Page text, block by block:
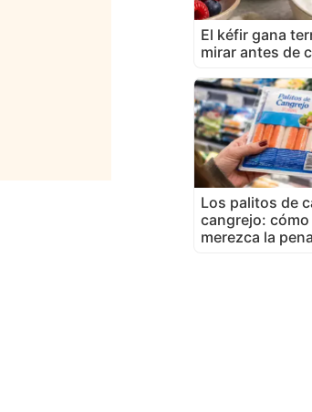
El kéfir gana
mirar antes de
Los palitos de
cangrejo:
merezca la pena